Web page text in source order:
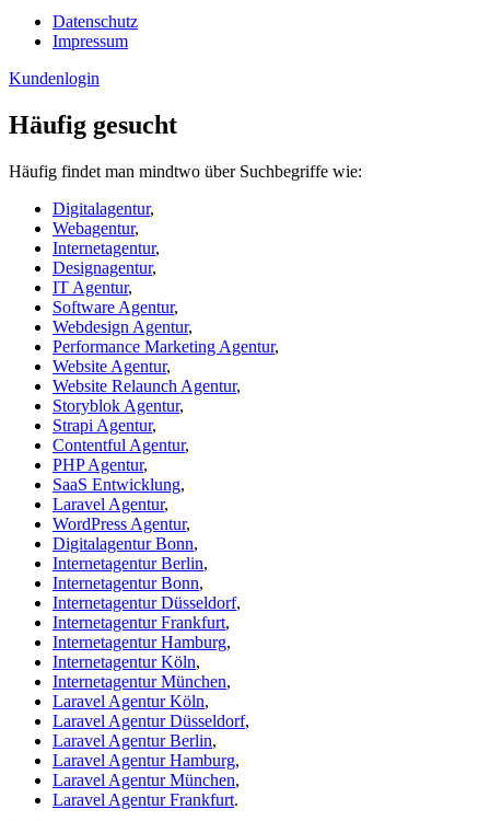
Datenschutz
Impressum
Kundenlogin
Häufig gesucht
Häufig findet man mindtwo über Suchbegriffe wie:
Digitalagentur,
Webagentur,
Internetagentur,
Designagentur,
IT Agentur,
Software Agentur,
Webdesign Agentur,
Performance Marketing Agentur,
Website Agentur,
Website Relaunch Agentur,
Storyblok Agentur,
Strapi Agentur,
Contentful Agentur,
PHP Agentur,
SaaS Entwicklung,
Laravel Agentur,
WordPress Agentur,
Digitalagentur Bonn,
Internetagentur Berlin,
Internetagentur Bonn,
Internetagentur Düsseldorf,
Internetagentur Frankfurt,
Internetagentur Hamburg,
Internetagentur Köln,
Internetagentur München,
Laravel Agentur Köln,
Laravel Agentur Düsseldorf,
Laravel Agentur Berlin,
Laravel Agentur Hamburg,
Laravel Agentur München,
Laravel Agentur Frankfurt.